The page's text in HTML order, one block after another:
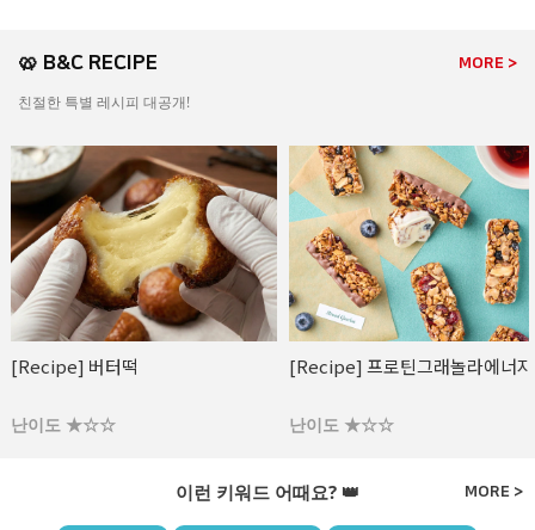
🥨 B&C RECIPE MORE >
친절한 특별 레시피 대공개!
[Recipe] 프로틴그래놀라에너지바
난이도 ★☆☆
[Recipe] 파로 플레이크 땅콩 &
라즈베리 초콜릿
난이도 ★☆☆
이런 키워드 어때요? 👑 MORE >